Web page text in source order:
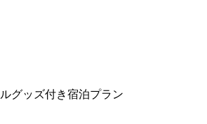
グッズ付き宿泊プラン